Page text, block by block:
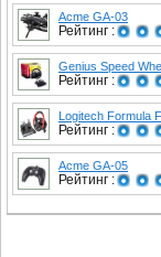
Acme GA-03
Рейтинг :
Genius Speed
Рейтинг :
Logitech Formula
Рейтинг :
Acme GA-05
Рейтинг :